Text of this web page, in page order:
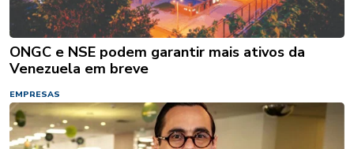
ONGC e NSE podem garantir mais ativos da
Venezuela em breve
EMPRESAS